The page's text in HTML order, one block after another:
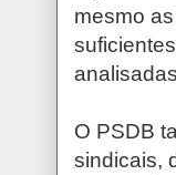
mesmo
O PSDB
sindicais,